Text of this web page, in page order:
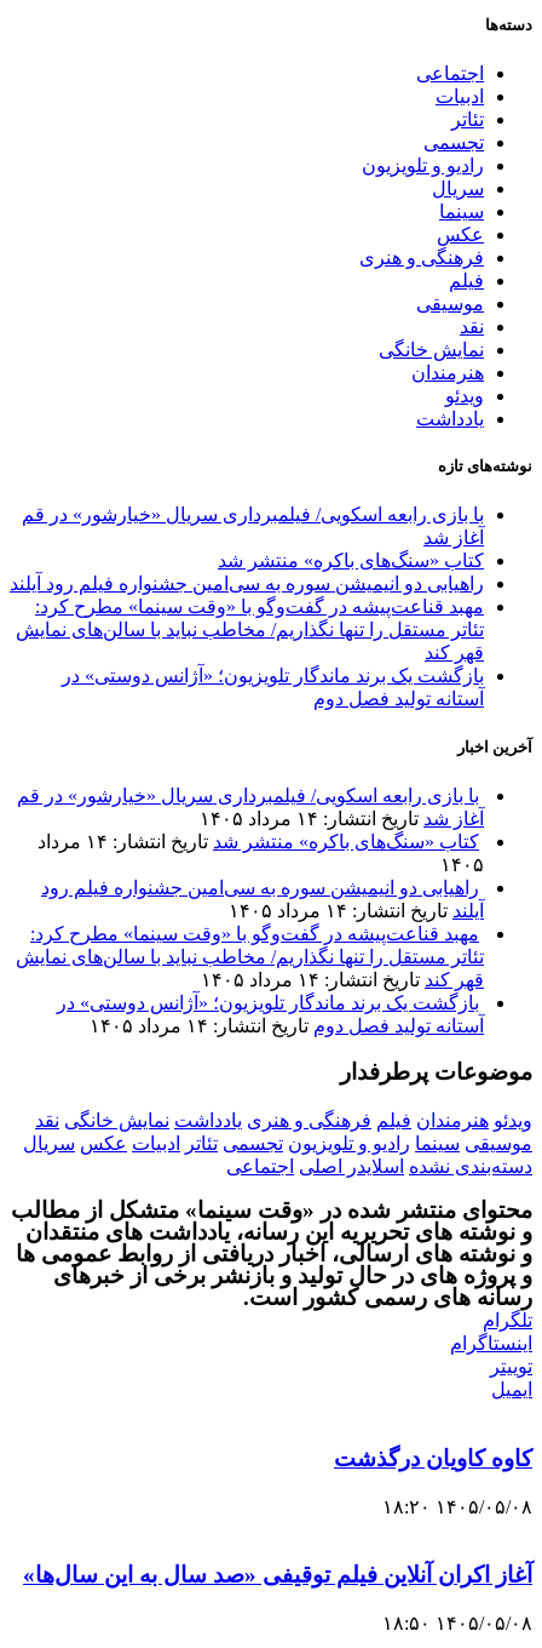
دسته‌ها
اجتماعی
ادبیات
تئاتر
تجسمی
رادیو و تلویزیون
سریال
سینما
عکس
فرهنگی و هنری
فیلم
موسیقی
نقد
نمایش خانگی
هنرمندان
ویدئو
یادداشت
نوشته‌های تازه
با بازی رابعه اسکویی/ فیلمبرداری سریال «خیارشور» در قم
آغاز شد
کتاب «سنگ‌های باکره» منتشر شد
راهیابی دو انیمیشن سوره به سی‌امین جشنواره فیلم رود آیلند
مهبد قناعت‌پیشه در گفت‌وگو با «وقت سینما» مطرح کرد:
تئاتر مستقل را تنها نگذاریم/ مخاطب نباید با سالن‌های نمایش
قهر کند
بازگشت یک برند ماندگار تلویزیون؛ «آژانس دوستی» در
آستانه تولید فصل دوم
آخرین اخبار
با بازی رابعه اسکویی/ فیلمبرداری سریال «خیارشور» در قم
آغاز شد تاریخ انتشار: ۱۴ مرداد ۱۴۰۵
کتاب «سنگ‌های باکره» منتشر شد
تاریخ انتشار: ۱۴ مرداد
۱۴۰۵
راهیابی دو انیمیشن سوره به سی‌امین جشنواره فیلم رود
آیلند تاریخ انتشار: ۱۴ مرداد ۱۴۰۵
مهبد قناعت‌پیشه در گفت‌وگو با «وقت سینما» مطرح کرد:
تئاتر مستقل را تنها نگذاریم/ مخاطب نباید با سالن‌های نمایش
قهر کند تاریخ انتشار: ۱۴ مرداد ۱۴۰۵
بازگشت یک برند ماندگار تلویزیون؛ «آژانس دوستی» در
آستانه تولید فصل دوم تاریخ انتشار: ۱۴ مرداد ۱۴۰۵
موضوعات پرطرفدار
ویدئو هنرمندان فیلم فرهنگی و هنری یادداشت نمایش خانگی نقد
موسیقی سینما رادیو و تلویزیون تجسمی تئاتر ادبیات عکس سریال
دسته‌بندی نشده اسلایدر اصلی اجتماعی
محتوای منتشر شده در «وقت سینما» متشکل از مطالب
و نوشته های تحریریه این رسانه، یادداشت های منتقدان
و نوشته های ارسالی، اخبار دریافتی از روابط عمومی ها
و پروژه های در حال تولید و بازنشر برخی از خبرهای
رسانه های رسمی کشور است.
تلگرام
اینستاگرام
توییتر
ایمیل
کاوه کاویان درگذشت
۱۴۰۵/۰۵/۰۸ ۱۸:۲۰
آغاز اکران آنلاین فیلم توقیفی «صد سال به این سال‌ها»
۱۴۰۵/۰۵/۰۸ ۱۸:۵۰